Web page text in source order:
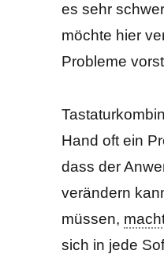
es sehr
möchte hier
Probleme
Hand oft ein
dass der
verändern
müssen,
sich in jede